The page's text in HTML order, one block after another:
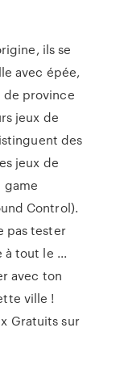
ils se
avec épée,
de province
jeux de
des
jeux de
game
Control).
pas tester
tout le ...
avec ton
ville !
Gratuits sur